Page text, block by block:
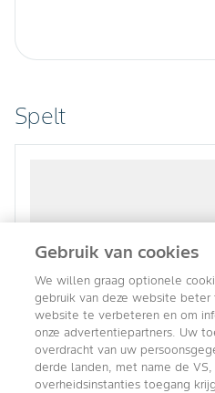
Spelt
Gebruik van cookies
We willen graag optionele
gebruik van deze website beter
website te verbeteren en om
onze advertentiepartners. Uw
overdracht van uw
derde landen, met name de
overheidsinstanties toegang